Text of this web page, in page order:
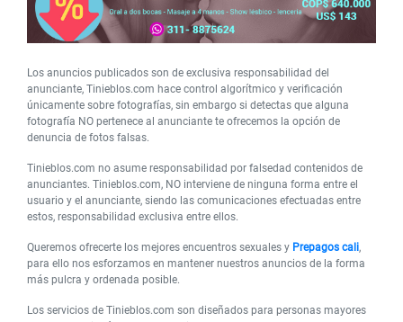
Los anuncios publicados son de exclusiva responsabilidad del
anunciante, Tinieblos.com hace control algorítmico y verificación
únicamente sobre fotografías, sin embargo si detectas que alguna
fotografía NO pertenece al anunciante te ofrecemos la opción de
denuncia de fotos falsas.
Tinieblos.com no asume responsabilidad por falsedad contenidos de
anunciantes. Tinieblos.com, NO interviene de ninguna forma entre el
usuario y el anunciante, siendo las comunicaciones efectuadas entre
estos, responsabilidad exclusiva entre ellos.
Queremos ofrecerte los mejores encuentros sexuales y Prepagos cali,
para ello nos esforzamos en mantener nuestros anuncios de la forma
más pulcra y ordenada posible.
Los servicios de Tinieblos.com son diseñados para personas mayores